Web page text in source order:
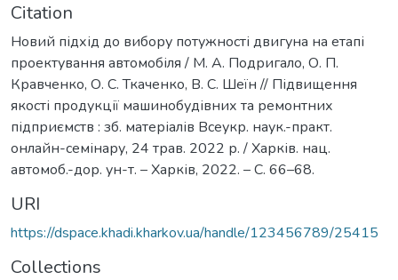
Citation
Новий підхід до вибору потужності двигуна на етапі
проектування автомобіля / М. А. Подригало, О. П.
Кравченко, О. С. Ткаченко, В. С. Шеїн // Підвищення
якості продукції машинобудівних та ремонтних
підприємств : зб. матеріалів Всеукр. наук.-практ.
онлайн-семінару, 24 трав. 2022 р. / Харків. нац.
автомоб.-дор. ун-т. – Харків, 2022. – С. 66–68.
URI
https://dspace.khadi.kharkov.ua/handle/123456789/25415
Collections